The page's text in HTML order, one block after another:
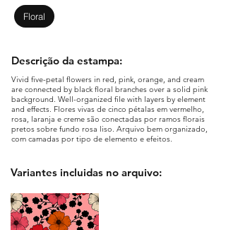
Floral
Descrição da estampa:
Vivid five-petal flowers in red, pink, orange, and cream
are connected by black floral branches over a solid pink
background. Well-organized file with layers by element
and effects. Flores vivas de cinco pétalas em vermelho,
rosa, laranja e creme são conectadas por ramos florais
pretos sobre fundo rosa liso. Arquivo bem organizado,
com camadas por tipo de elemento e efeitos.
Variantes incluidas no arquivo: